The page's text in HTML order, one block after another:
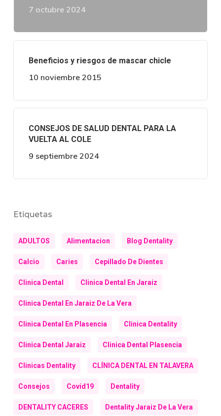
7 octubre 2024
Beneficios y riesgos de mascar chicle
10 noviembre 2015
CONSEJOS DE SALUD DENTAL PARA LA
VUELTA AL COLE
9 septiembre 2024
Etiquetas
ADULTOS Alimentacion Blog Dentality
Calcio Caries Cepillado De Dientes
Clinica Dental Clinica Dental En Jaraiz
Clinica Dental En Jaraiz De La Vera
Clinica Dental En Plasencia Clinica Dentality
Clinica Dental Jaraiz Clinica Dental Plasencia
Clinicas Dentality CLÍNICA DENTAL EN TALAVERA
Consejos Covid19 Dentality
DENTALITY CACERES Dentality Jaraiz De La Vera